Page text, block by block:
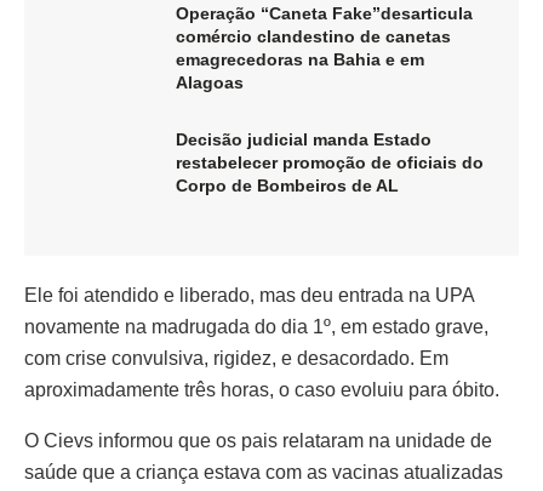
Operação “Caneta Fake”desarticula
comércio clandestino de canetas
emagrecedoras na Bahia e em
Alagoas
Decisão judicial manda Estado
restabelecer promoção de oficiais do
Corpo de Bombeiros de AL
Ele foi atendido e liberado, mas deu entrada na UPA
novamente na madrugada do dia 1º, em estado grave,
com crise convulsiva, rigidez, e desacordado. Em
aproximadamente três horas, o caso evoluiu para óbito.
O Cievs informou que os pais relataram na unidade de
saúde que a criança estava com as vacinas atualizadas